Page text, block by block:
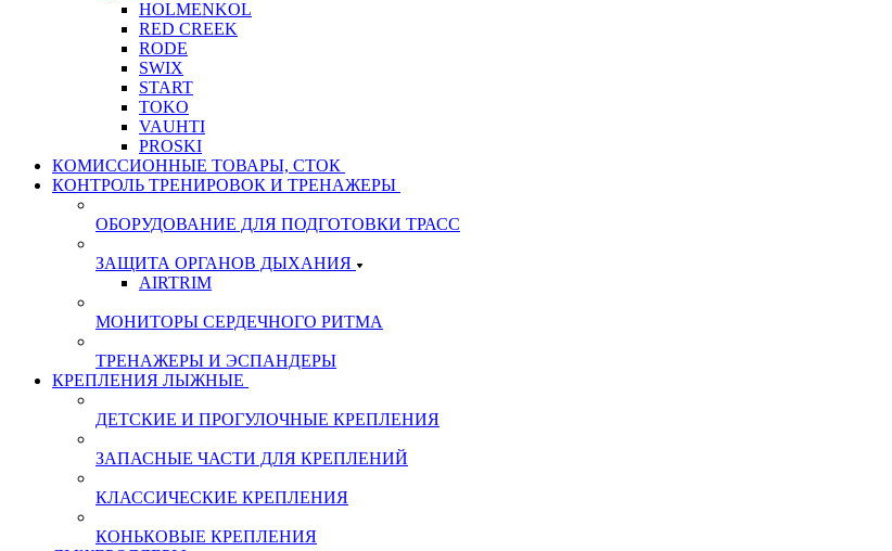
HOLMENKOL
RED CREEK
RODE
SWIX
START
TOKO
VAUHTI
PROSKI
КОМИССИОННЫЕ ТОВАРЫ, СТОК
КОНТРОЛЬ ТРЕНИРОВОК И ТРЕНАЖЕРЫ
ОБОРУДОВАНИЕ ДЛЯ ПОДГОТОВКИ ТРАСС
ЗАЩИТА ОРГАНОВ ДЫХАНИЯ
AIRTRIM
МОНИТОРЫ СЕРДЕЧНОГО РИТМА
ТРЕНАЖЕРЫ И ЭСПАНДЕРЫ
КРЕПЛЕНИЯ ЛЫЖНЫЕ
ДЕТСКИЕ И ПРОГУЛОЧНЫЕ КРЕПЛЕНИЯ
ЗАПАСНЫЕ ЧАСТИ ДЛЯ КРЕПЛЕНИЙ
КЛАССИЧЕСКИЕ КРЕПЛЕНИЯ
КОНЬКОВЫЕ КРЕПЛЕНИЯ